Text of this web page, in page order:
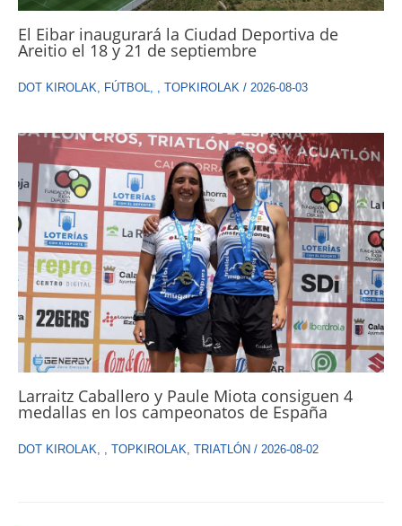
El Eibar inaugurará la Ciudad Deportiva de
Areitio el 18 y 21 de septiembre
DOT KIROLAK, FÚTBOL, , TOPKIROLAK / 2026-08-03
Larraitz Caballero y Paule Miota consiguen 4
medallas en los campeonatos de España
DOT KIROLAK, , TOPKIROLAK, TRIATLÓN / 2026-08-02